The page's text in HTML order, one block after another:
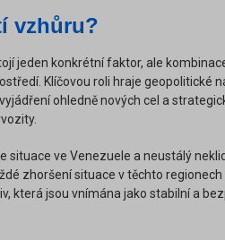
vzhůru?
jeden konkrétní faktor, ale
Klíčovou roli hraje geopolitické
ohledně nových cel a
situace ve Venezuele a neustálý
zhoršení situace v těchto
která jsou vnímána jako stabilní a